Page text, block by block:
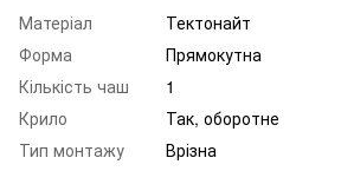
Матеріал
Тектонайт
Форма
Прямокутна
Кількість чаш
1
Крило
Так, оборотне
Тип монтажу
Врізна